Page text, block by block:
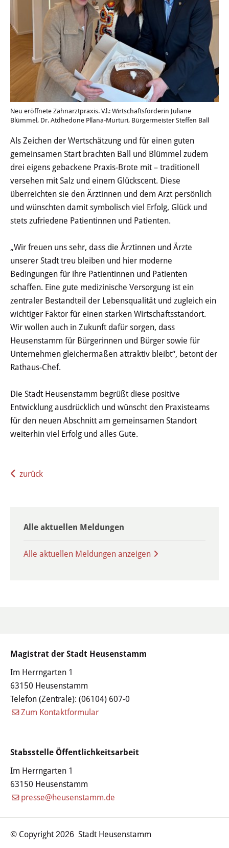
Neu eröffnete Zahnarztpraxis. V.l.: Wirtschaftsförderin Juliane
Blümmel, Dr. Atdhedone Pllana-Murturi, Bürgermeister Steffen Ball
Als Zeichen der Wertschätzung und für einen guten
gemeinsamen Start brachten Ball und Blümmel zudem
drei eigens gebackene Praxis-Brote mit – traditionell
versehen mit Salz und einem Glückscent. Diese
überreichten sie den Ärztinnen und dem Arzt persönlich
und wünschten damit symbolisch viel Erfolg, Glück und
stets zufriedene Patientinnen und Patienten.
„Wir freuen uns sehr, dass die Ärztinnen und Ärzte
unserer Stadt treu bleiben und hier moderne
Bedingungen für ihre Patientinnen und Patienten
schaffen. Eine gute medizinische Versorgung ist ein
zentraler Bestandteil der Lebensqualität und zugleich ein
wichtiger Faktor für einen starken Wirtschaftsstandort.
Wir wollen auch in Zukunft dafür sorgen, dass
Heusenstamm für Bürgerinnen und Bürger sowie für
Unternehmen gleichermaßen attraktiv bleibt“, betont der
Rathaus-Chef.
Die Stadt Heusenstamm begrüßt diese positive
Entwicklung ausdrücklich und wünscht den Praxisteams
für den neuen Abschnitt am gemeinsamen Standort
weiterhin viel Erfolg und alles Gute.
zurück
Alle aktuellen Meldungen
Alle aktuellen Meldungen anzeigen
Magistrat der Stadt Heusenstamm
Im Herrngarten 1
63150 Heusenstamm
Telefon (Zentrale): (06104) 607-0
Zum Kontaktformular
Stabsstelle Öffentlichkeitsarbeit
Im Herrngarten 1
63150 Heusenstamm
presse@heusenstamm.de
© Copyright 2026 Stadt Heusenstamm
Videos & Podcasts
Tourismus
Übernachten & Gastronomie
Sehenswürdigkeiten
Stadtführungen
Stadtgeschichte
Hessische Apfelwein- und
Obstwiesenroute
Zahlen, Daten und Fakten
Partnerstädte
Patenschaften
Bürgerbeteiligung & Engagement
LEBEN & WOHNEN
Familie & Kinder
Kinderbetreuung
Schulen
Sicherheit & Ordnung
Ärzte & Gesundheit
In Heusenstamm wird gebaut
Verkehr & Mobilität
Rund ums Bauen
Wohnen